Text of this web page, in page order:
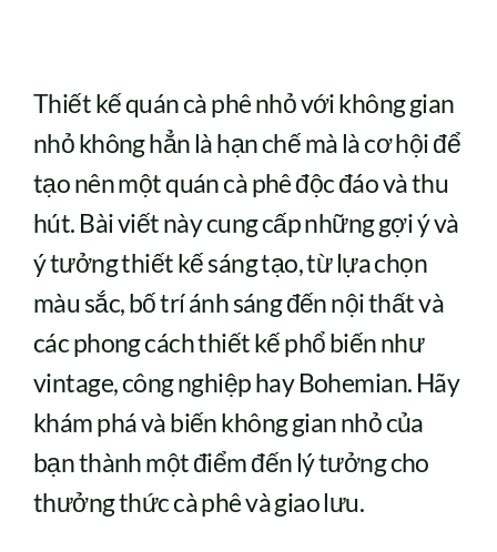
Thiết kế quán cà phê nhỏ với không gian
nhỏ không hẳn là hạn chế mà là cơ hội để
tạo nên một quán cà phê độc đáo và thu
hút. Bài viết này cung cấp những gợi ý và
ý tưởng thiết kế sáng tạo, từ lựa chọn
màu sắc, bố trí ánh sáng đến nội thất và
các phong cách thiết kế phổ biến như
vintage, công nghiệp hay Bohemian. Hãy
khám phá và biến không gian nhỏ của
bạn thành một điểm đến lý tưởng cho
thưởng thức cà phê và giao lưu.